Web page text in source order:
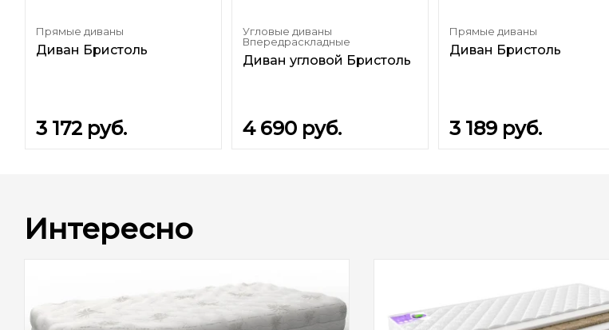
Прямые диваны
Диван Бристоль
3 172 руб.
Угловые диваны
Впередраскладные
Диван угловой Бристоль
4 690 руб.
Прямые диваны
Диван Бристоль
3 189 руб.
Интересно